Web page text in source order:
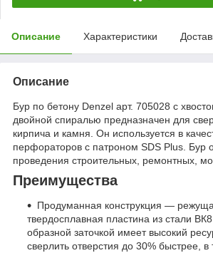
Описание Характеристики
Описание
Бур по бетону Denzel арт. 705028 с
двойной спиралью предназначен для
кирпича и камня. Он используется в
перфораторов с патроном SDS Plus. Бур
проведения строительных, ремонтных,
Преимущества
Продуманная конструкция —
твердосплавная пластина из стали
образной заточкой имеет высокий
сверлить отверстия до 30% быстрее,